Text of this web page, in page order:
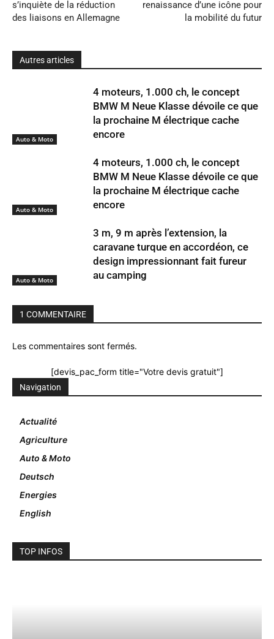
s’inquiète de la réduction
des liaisons en Allemagne
renaissance d’une icône pour
la mobilité du futur
Autres articles
Auto & Moto
4 moteurs, 1.000 ch, le concept
BMW M Neue Klasse dévoile ce que
la prochaine M électrique cache
encore
Auto & Moto
4 moteurs, 1.000 ch, le concept
BMW M Neue Klasse dévoile ce que
la prochaine M électrique cache
encore
Auto & Moto
3 m, 9 m après l’extension, la
caravane turque en accordéon, ce
design impressionnant fait fureur
au camping
1 COMMENTAIRE
Les commentaires sont fermés.
[devis_pac_form title="Votre devis gratuit"]
Navigation
Actualité
Agriculture
Auto & Moto
Deutsch
Energies
English
TOP INFOS